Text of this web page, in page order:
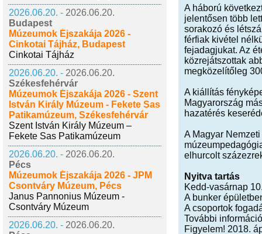
2026.06.20. - 2026.06.20.
Budapest
Múzeumok Éjszakája 2026 -
Cinkotai Tájház, Budapest
Cinkotai Tájház
2026.06.20. - 2026.06.20.
Székesfehérvár
Múzeumok Éjszakája 2026 - Szent
István Király Múzeum - Fekete Sas
Patikamúzeum, Székesfehérvár
Szent István Király Múzeum –
Fekete Sas Patikamúzeum
2026.06.20. - 2026.06.20.
Pécs
Múzeumok Éjszakája 2026 - JPM
Csontváry Múzeum, Pécs
Janus Pannonius Múzeum -
Csontváry Múzeum
2026.06.20. - 2026.06.20.
A háború
jelentősen több
sorakozó és
férfiak kivétel
fejadagjukat. Az
közrejátszottak
megközelítőleg
A kiállítás
Magyarország
hazatérés
A Magyar
elhurcolt
Nyitva tartás
Kedd-vasárnap
A bunker
A csoportok
További
Figyelem! 2018.